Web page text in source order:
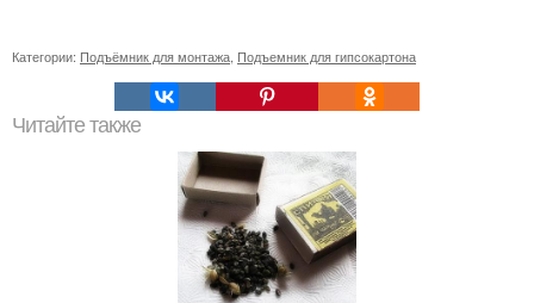
Категории: Подъёмник для монтажа Подъемник для гипсокартона
Читайте также